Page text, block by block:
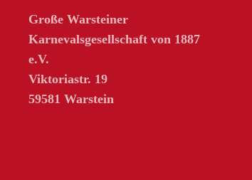
Große Warsteiner
Karnevalsgesellschaft von 1887
e.V.
Viktoriastr. 19
59581 Warstein